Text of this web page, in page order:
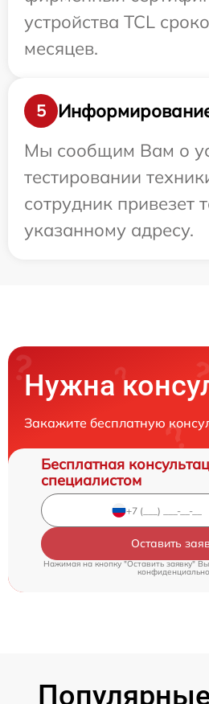
устройства TCL
месяцев.
5
Мы сообщим Вам о
тестировании
сотрудник привезет
указанному адресу.
Нужна
Закажите бесплатную
Бесплатная
специалистом
Оставить
Нажимая на кнопку "Оставить заявку"